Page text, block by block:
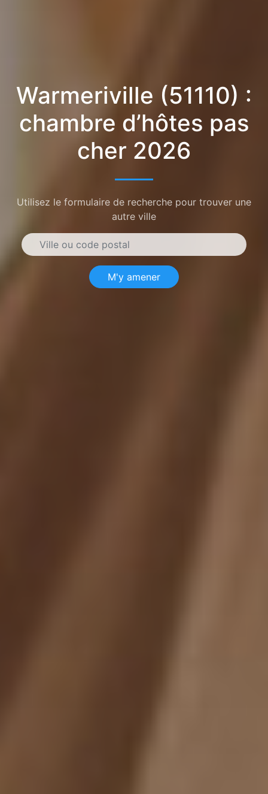
Warmeriville (51110) :
chambre d’hôtes pas
cher 2026
Utilisez le formulaire de recherche pour trouver une
autre ville
M'y amener